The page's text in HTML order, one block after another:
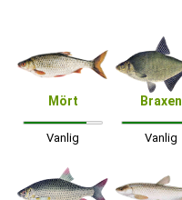
Mört
Vanlig
Braxen
Vanlig